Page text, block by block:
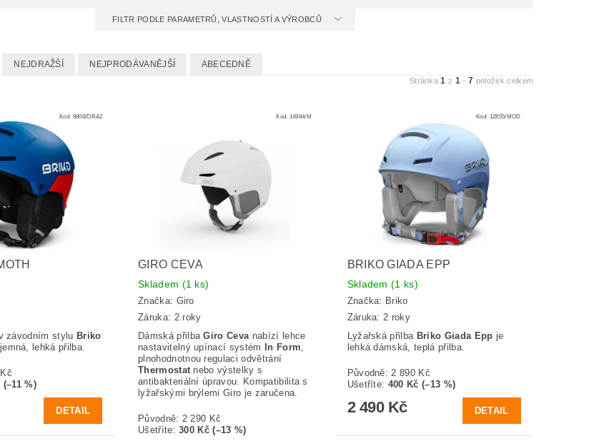
FILTR PODLE PARAMETRŮ, VLASTNOSTÍ A VÝROBCŮ
NEJDRAŽŠÍ NEJPRODÁVANĚJŠÍ ABECEDNĚ
Stránka1 z 1 -7 položek celkem
Kód: 9800/ORA2
závodním stylu Briko
lehká přilba.
(–11 %)
DETAIL
Kód: 14984/M
GIRO CEVA
Skladem (1 ks)
Značka: Giro
Záruka: 2 roky
Dámská přilbaGiro Ceva nabízí lehce
nastavitelný upínací systém
In Form
plnohodnotnou regulaci odvětrání
Thermostat nebo výstelky s
antibakteriální úpravou. Kompatibilita s
lyžařskými brýlemi Giro je zaručena.
Původně: 2 290 Kč
Ušetříte:300 Kč (–13 %)
Kód: 12855/MOD
BRIKO GIADA EPP
Skladem(1 ks)
Značka: Briko
Záruka: 2 roky
Lyžařská přilba Briko Giada Epp je
lehká dámská, teplá přilba.
Původně: 2 890 Kč
Ušetříte: 400 Kč (–13 %)
2 490 Kč DETAIL